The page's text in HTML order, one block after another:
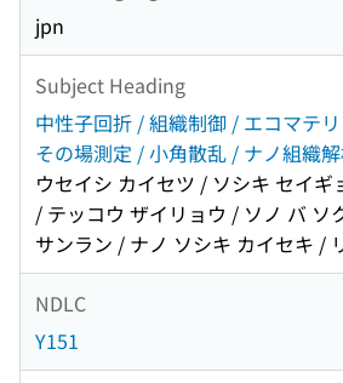
jpn
Subject Heading
中性子回折 / 組織制御 / エコマテ
その場測定 / 小角散乱 / ナノ組織
ウセイシ カイセツ / ソシキ セイギ
/ テッコウ ザイリョウ / ソノ バ ソ
サンラン / ナノ ソシキ カイセキ /
NDLC
Y151